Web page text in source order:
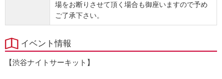
場をお断りさせて頂く場合も御座いますので予め
ご了承下さい。
イベント情報
【渋谷ナイトサーキット】